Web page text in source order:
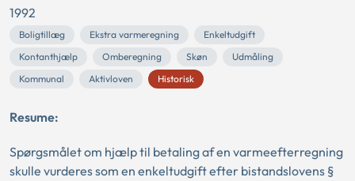
1992
Boligtillæg Ekstra varmeregning
Enkeltudgift
Kontanthjælp
Omberegning Skøn
Udmåling
Kommunal
Aktivloven Historisk
Resume:
Spørgsmålet om hjælp til betaling af en varmeefterregning
skulle vurderes som en enkeltudgift efter bistandslovens §